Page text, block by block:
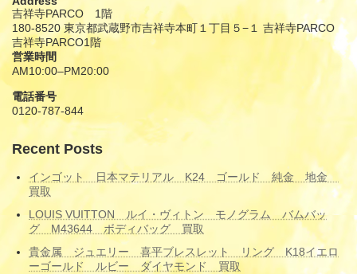
吉祥寺PARCO 1階
180-8520 東京都武蔵野市吉祥寺本町１丁目５−１ 吉祥寺PARCO
吉祥寺PARCO1階
営業時間
AM10:00–PM20:00
電話番号
0120-787-844
Recent Posts
インゴット 日本マテリアル K24 ゴールド 純金 地金
買取
LOUIS VUITTON ルイ・ヴィトン モノグラム バムバッ
グ M43644 ボディバッグ 買取
貴金属 ジュエリー 喜平ブレスレット リング K18イエロ
ーゴールド ルビー ダイヤモンド 買取